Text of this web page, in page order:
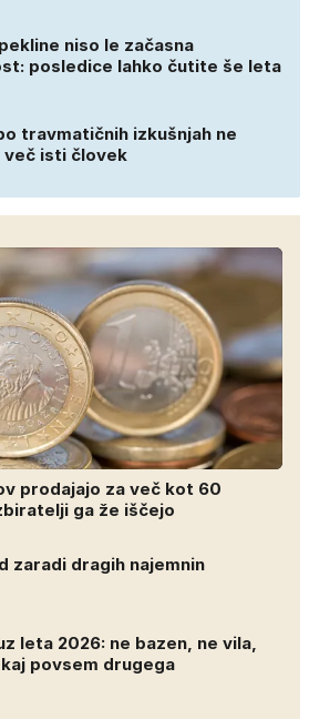
niso le začasna
posledice lahko čutite še leta
travmatičnih izkušnjah ne
več isti človek
prodajajo za več kot 60
ga že iščejo
zaradi dragih najemnin
leta 2026: ne bazen, ne vila,
povsem drugega